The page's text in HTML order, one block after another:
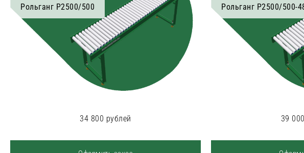
Рольганг Р2500/500
34 800 рублей
Рольганг Р2500/500-
39